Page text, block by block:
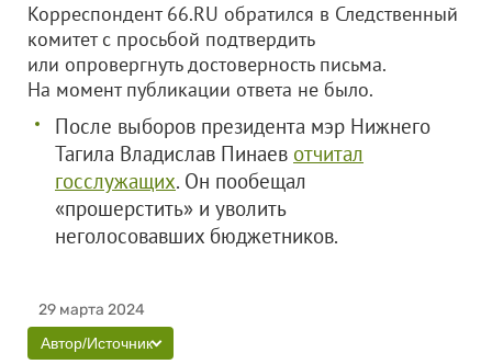
Корреспондент 66.RU обратился в Следственный
комитет с просьбой подтвердить
или опровергнуть достоверность письма.
На момент публикации ответа не было.
После выборов президента мэр Нижнего
Тагила Владислав Пинаев отчитал
госслужащих. Он пообещал
«прошерстить» и уволить
неголосовавших бюджетников.
29 марта 2024
Автор/Источник